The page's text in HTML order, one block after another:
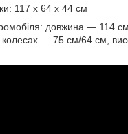
117 х 64 х 44 см
довжина — 114
колесах — 75 см/64 см,